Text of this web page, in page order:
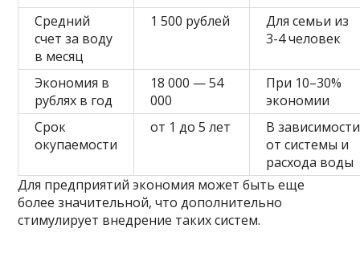
Средний
счет за воду
в месяц
1 500 рублей
Для семьи из
3-4 человек
Экономия в
рублях в год
18 000 — 54
000
При 10–30%
экономии
Срок
окупаемости
от 1 до 5 лет
В зависимости
от системы и
расхода воды
Для предприятий экономия может быть еще
более значительной, что дополнительно
стимулирует внедрение таких систем.